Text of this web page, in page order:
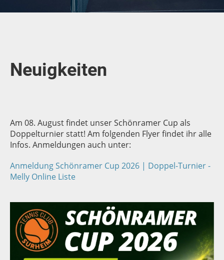
Neuigkeiten
Am 08. August findet unser Schönramer Cup als
Doppelturnier statt! Am folgenden Flyer findet ihr alle
Infos. Anmeldungen auch unter:
Anmeldung Schönramer Cup 2026 | Doppel-Turnier -
Melly Online Liste